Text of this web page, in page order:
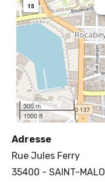
15
300 m
1000 ft
Adresse
Rue Jules Ferry
35400 - SAINT-MALO